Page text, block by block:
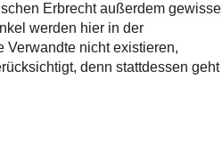
Erbrecht außerdem gewisse
werden hier in der
Verwandte nicht existieren,
denn stattdessen geht